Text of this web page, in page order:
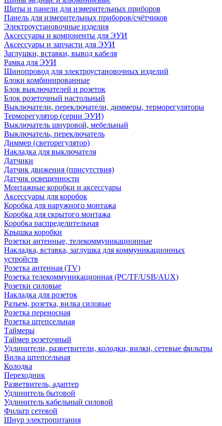
Щиты и панели для измерительных приборов
Панель для измерительных приборов/счётчиков
Электроустановочные изделия
Аксессуары и компоненты для ЭУИ
Аксессуары и запчасти для ЭУИ
Заглушки, вставки, вывод кабеля
Рамка для ЭУИ
Шинопровод для электроустановочных изделий
Блоки комбинированные
Блок выключателей и розеток
Блок розеточный настольный
Выключатели, переключатели, диммеры, терморегуляторы
Терморегулятор (серии ЭУИ)
Выключатель шнуровой, мебельный
Выключатель, переключатель
Диммер (светорегулятор)
Накладка для выключателя
Датчики
Датчик движения (присутствия)
Датчик освещенности
Монтажные коробки и аксессуары
Аксессуары для коробок
Коробка для наружного монтажа
Коробка для скрытого монтажа
Коробка распределительная
Крышка коробки
Розетки антенные, телекоммуникационные
Накладка, вставка, заглушка для коммуникационных
устройств
Розетка антенная (TV)
Розетка телекоммуникационная (PC/TF/USB/AUX)
Розетки силовые
Накладка для розеток
Разъем, розетка, вилка силовые
Розетка переносная
Розетка штепсельная
Таймеры
Таймер розеточный
Удлинители, разветвители, колодки, вилки, сетевые фильтры
Вилка штепсельная
Колодка
Переходник
Разветвитель, адаптер
Удлинитель бытовой
Удлинитель кабельный силовой
Фильтр сетевой
Шнур электропитания